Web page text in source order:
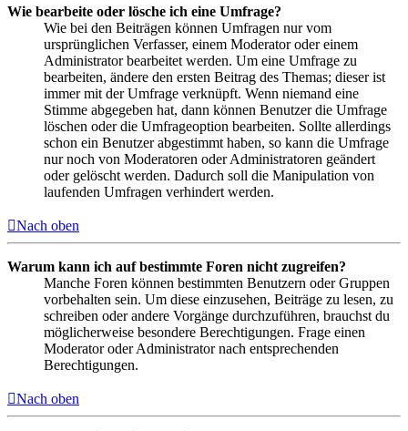
Wie bearbeite oder lösche ich eine Umfrage?
Wie bei den Beiträgen können Umfragen nur vom
ursprünglichen Verfasser, einem Moderator oder einem
Administrator bearbeitet werden. Um eine Umfrage zu
bearbeiten, ändere den ersten Beitrag des Themas; dieser ist
immer mit der Umfrage verknüpft. Wenn niemand eine
Stimme abgegeben hat, dann können Benutzer die Umfrage
löschen oder die Umfrageoption bearbeiten. Sollte allerdings
schon ein Benutzer abgestimmt haben, so kann die Umfrage
nur noch von Moderatoren oder Administratoren geändert
oder gelöscht werden. Dadurch soll die Manipulation von
laufenden Umfragen verhindert werden.
Nach oben
Warum kann ich auf bestimmte Foren nicht zugreifen?
Manche Foren können bestimmten Benutzern oder Gruppen
vorbehalten sein. Um diese einzusehen, Beiträge zu lesen, zu
schreiben oder andere Vorgänge durchzuführen, brauchst du
möglicherweise besondere Berechtigungen. Frage einen
Moderator oder Administrator nach entsprechenden
Berechtigungen.
Nach oben